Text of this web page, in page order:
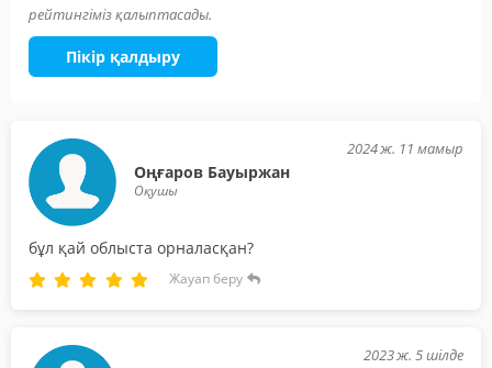
рейтингіміз қалыптасады.
Пікір қалдыру
Оңғаров Бауыржан
Оқушы
2024 ж. 11 мамыр
бұл қай облыста орналасқан?
Жауап беру
2023 ж. 5 шілде